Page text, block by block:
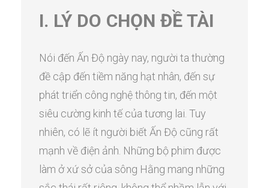
I. LÝ DO CHỌN ĐỀ TÀI
Nói đến Ấn Độ ngày nay, người ta thường
đề cập đến tiềm năng hạt nhân, đến sự
phát triển công nghệ thông tin, đến một
siêu cường kinh tế của tương lai. Tuy
nhiên, có lẽ ít người biết Ấn Độ cũng rất
mạnh về điện ảnh. Những bộ phim được
làm ở xứ sở của sông Hằng mang những